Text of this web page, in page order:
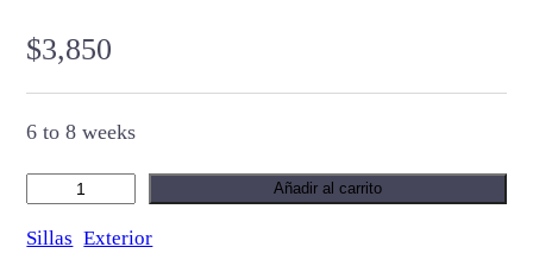
$3,850
6 to 8 weeks
a
Añadir al carrito
Sillas Exterior